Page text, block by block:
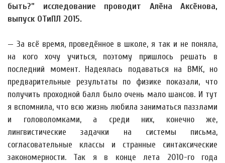
быть?” исследование проводит Алёна Аксёнова,
выпуск ОТиПЛ 2015.
— За всё время, проведённое в школе, я так и не поняла,
на кого хочу учиться, поэтому пришлось решать в
последний момент. Надеялась подаваться на ВМК, но
предварительные результаты по физике показали, что
получить проходной балл было очень мало шансов. И тут
я вспомнила, что всю жизнь любила заниматься паззлами
и головоломками, а среди них, конечно же,
лингвистические задачки на системы письма,
согласовательные классы и странные синтаксические
закономерности. Так я в конце лета 2010-го года